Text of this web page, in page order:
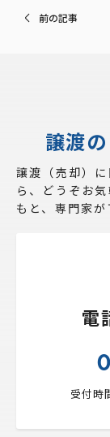
前の記事
譲渡
譲渡（売却）
ら、 どうぞお
もと、専門家が
電
受付時